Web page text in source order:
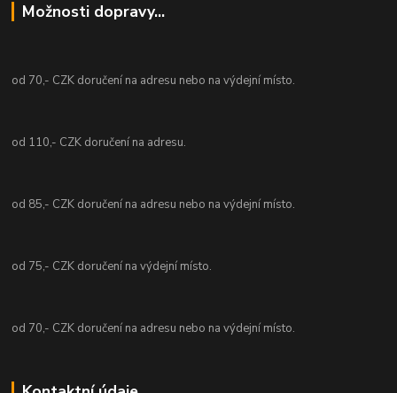
Možnosti dopravy...
od 70,- CZK doručení na adresu nebo na výdejní místo.
od 110,- CZK doručení na adresu.
od 85,- CZK doručení na adresu nebo na výdejní místo.
od 75,- CZK doručení na výdejní místo.
od 70,- CZK doručení na adresu nebo na výdejní místo.